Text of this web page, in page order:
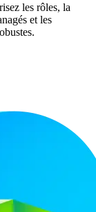
les rôles, la
et les